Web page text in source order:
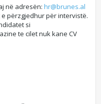
në adresën: hr@brunes.al
përzgjedhur për intervistë.
si
te cilet nuk kane CV